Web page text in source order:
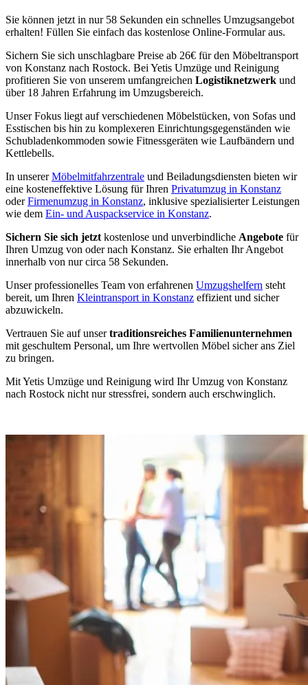
Sie können jetzt in nur 58 Sekunden ein schnelles Umzugsangebot
erhalten! Füllen Sie einfach das kostenlose Online-Formular aus.
Sichern Sie sich unschlagbare Preise ab 26€ für den Möbeltransport
von Konstanz nach Rostock. Bei Yetis Umzüge und Reinigung
profitieren Sie von unserem umfangreichen Logistiknetzwerk und
über 18 Jahren Erfahrung im Umzugsbereich.
Unser Fokus liegt auf verschiedenen Möbelstücken, von Sofas und
Esstischen bis hin zu komplexeren Einrichtungsgegenständen wie
Schubladenkommoden sowie Fitnessgeräten wie Laufbändern und
Kettlebells.
In unsererMöbelmitfahrzentrale und Beiladungsdiensten bieten wir
eine kosteneffektive Lösung für Ihren Privatumzug in Konstanz
oderFirmenumzug in Konstanz, inklusive spezialisierter Leistungen
wie dem Ein- und Auspackservice in Konstanz.
Sichern Sie sich jetzt kostenlose und unverbindliche Angebote für
Ihren Umzug von oder nach Konstanz. Sie erhalten Ihr Angebot
innerhalb von nur circa 58 Sekunden.
Unser professionelles Team von erfahrenen Umzugshelfern steht
bereit, um Ihren Kleintransport in Konstanz effizient und sicher
abzuwickeln.
Vertrauen Sie auf unsertraditionsreiches Familienunternehmen
mit geschultem Personal, um Ihre wertvollen Möbel sicher ans Ziel
zu bringen.
Mit Yetis Umzüge und Reinigung wird Ihr Umzug von Konstanz
nach Rostock nicht nur stressfrei, sondern auch erschwinglich.